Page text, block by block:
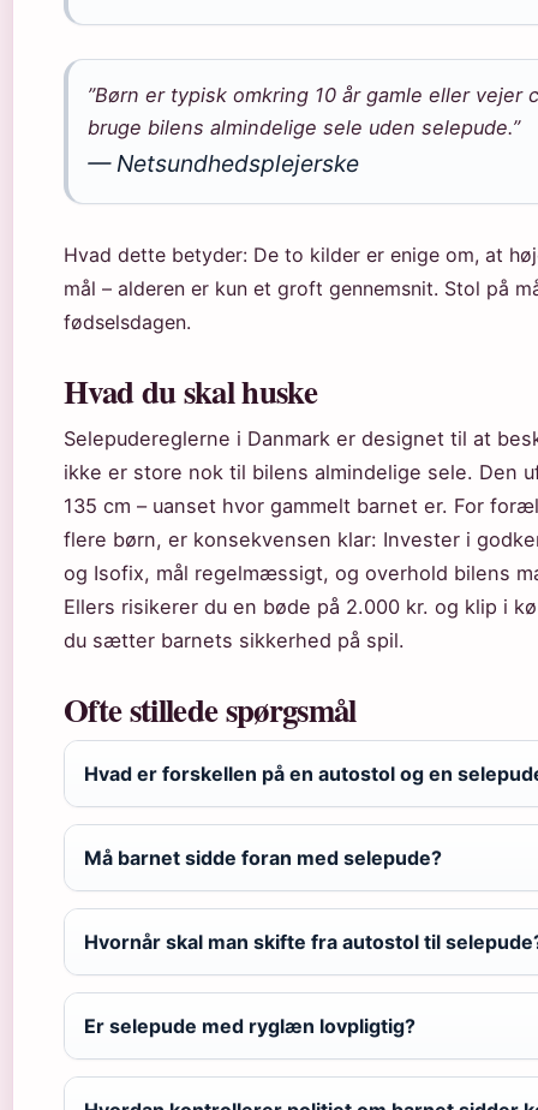
”Børn er typisk omkring 10 år gamle eller vejer
bruge bilens almindelige sele uden selepude.”
— Netsundhedsplejerske
Hvad dette betyder: De to kilder er enige om, at
mål – alderen er kun et groft gennemsnit. Stol på
fødselsdagen.
Hvad du skal huske
Selepudereglerne i Danmark er designet til at
ikke er store nok til bilens almindelige sele. Den
135 cm – uanset hvor gammelt barnet er. For
flere børn, er konsekvensen klar: Invester i
og Isofix, mål regelmæssigt, og overhold bilens
Ellers risikerer du en bøde på 2.000 kr. og klip i
du sætter barnets sikkerhed på spil.
Ofte stillede spørgsmål
Hvad er forskellen på en autostol og en
Må barnet sidde foran med selepude?
Hvornår skal man skifte fra autostol til
Er selepude med ryglæn lovpligtig?